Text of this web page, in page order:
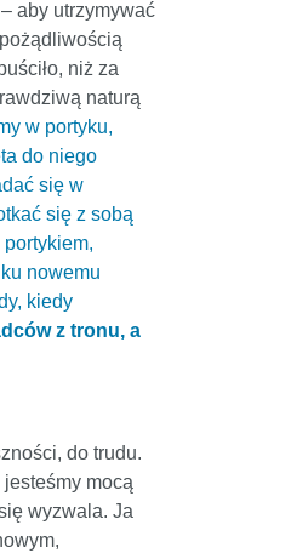
aby utrzymywać
niż za
naturą
w portyku,
do niego
się w
się z sobą
nowemu
kiedy
z tronu, a
do trudu.
mocą
wyzwala. Ja